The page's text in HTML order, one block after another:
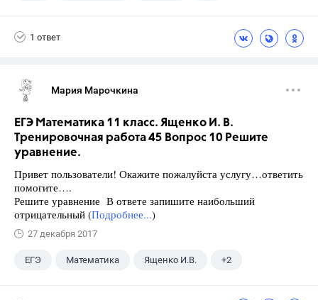
1 ответ
Мария Марочкина
ЕГЭ Математика 11 класс. Ященко И. В.
Тренировочная работа 45 Вопрос 10 Решите
уравнение.
Привет пользователи! Окажите пожалуйста услугу…ответить
помогите….
Решите уравнение В ответе запишите наибольший
отрицательный (Подробнее...)
27 декабря 2017
ЕГЭ Математика Ященко И.В. +2